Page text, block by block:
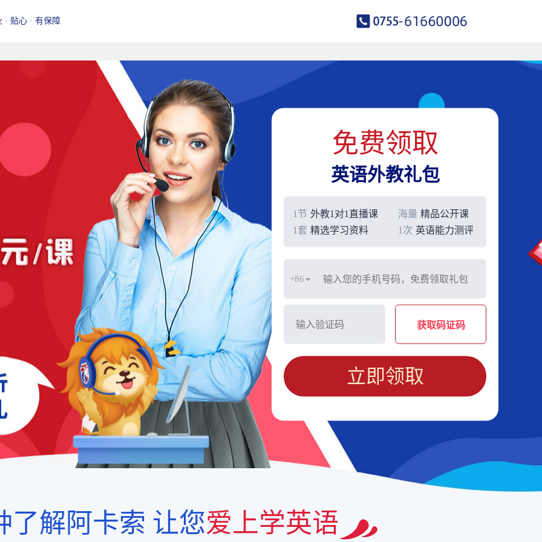
· 贴心 · 有保障
免费领取
英语外教礼包
1节 外教1对1直播课 海量 精品公开课
1套 精选学习资料 1次 英语能力测评
+86
获取码证码
立即领取
了解阿卡索 让您爱上学英语